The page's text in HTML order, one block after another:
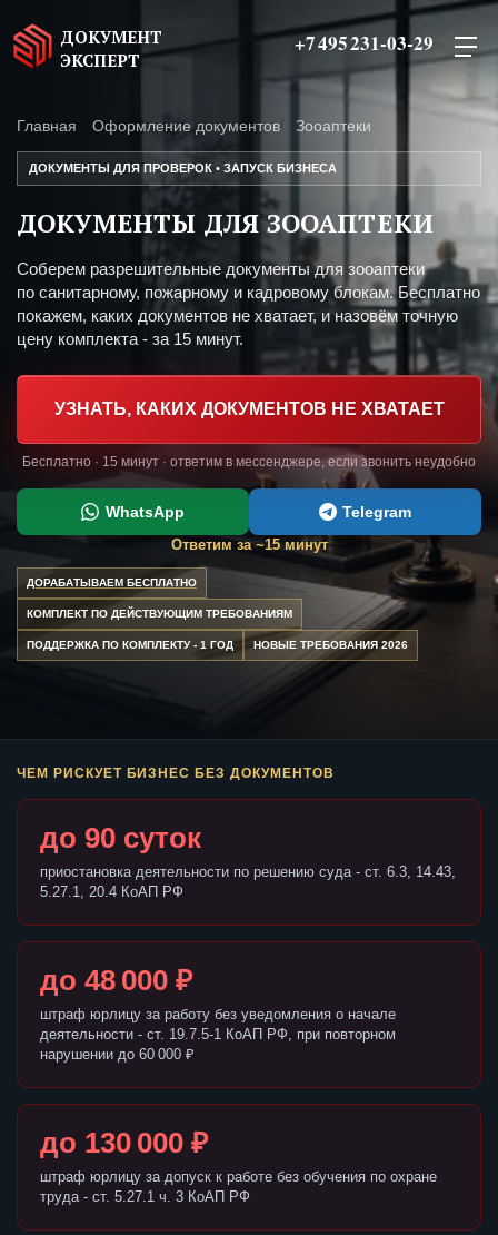
ДОКУМЕНТ
ЭКСПЕРТ
+7 495 231-03-29
Главная Оформление документов Зооаптеки
ДОКУМЕНТЫ ДЛЯ ПРОВЕРОК • ЗАПУСК БИЗНЕСА
ДОКУМЕНТЫ ДЛЯ ЗООАПТЕКИ
Соберем разрешительные документы для зооаптеки
по санитарному, пожарному и кадровому блокам. Бесплатно
покажем, каких документов не хватает, и назовём точную
цену комплекта - за 15 минут.
УЗНАТЬ, КАКИХ ДОКУМЕНТОВ НЕ ХВАТАЕТ
Бесплатно · 15 минут · ответим в мессенджере, если звонить неудобно
WhatsApp Telegram
Ответим за ~15 минут
ДОРАБАТЫВАЕМ БЕСПЛАТНО
КОМПЛЕКТ ПО ДЕЙСТВУЮЩИМ ТРЕБОВАНИЯМ
ПОДДЕРЖКА ПО КОМПЛЕКТУ - 1 ГОД НОВЫЕ ТРЕБОВАНИЯ 2026
ЧЕМ РИСКУЕТ БИЗНЕС БЕЗ ДОКУМЕНТОВ
до 90 суток
приостановка деятельности по решению суда - ст. 6.3, 14.43,
5.27.1, 20.4 КоАП РФ
до 48 000 ₽
штраф юрлицу за работу без уведомления о начале
деятельности - ст. 19.7.5-1 КоАП РФ, при повторном
нарушении до 60 000 ₽
до 130 000 ₽
штраф юрлицу за допуск к работе без обучения по охране
труда - ст. 5.27.1 ч. 3 КоАП РФ